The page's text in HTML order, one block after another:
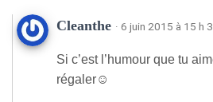
Cleanthe · 6 juin 2015 à 15 h
Si c’est l’humour que tu
régaler☺